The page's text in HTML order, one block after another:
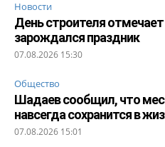
Новости
День строителя отмечает
зарождался праздник
07.08.2026 15:30
Общество
Шадаев сообщил, что
навсегда сохранится в
07.08.2026 15:01